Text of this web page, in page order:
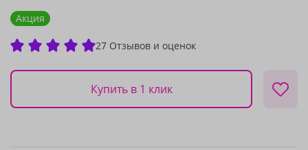
Акция
27 Отзывов и оценок
Купить в 1 клик